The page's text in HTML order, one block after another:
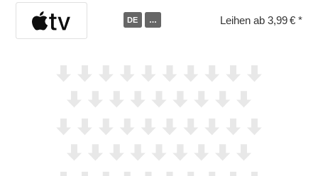
DE … Leihen ab 3,99 €